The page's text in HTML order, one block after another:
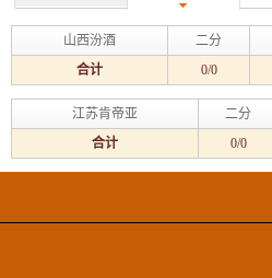
山西汾酒 二分
合计
0/0
江苏肯帝亚 二分
合计
0/0